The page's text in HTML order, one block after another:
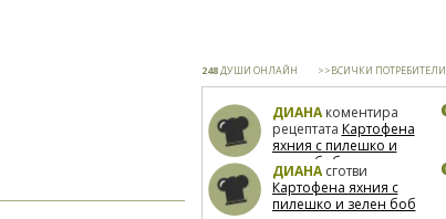
248ДУШИ ОНЛАЙН >>ВСИЧКИ ПОТРЕБИТЕЛИ
ДИАНАкоментира
рецептата Картофена
яхния с пилешко и
зелен боб
ДИАНАсготви
Картофена яхния с
пилешко и зелен боб